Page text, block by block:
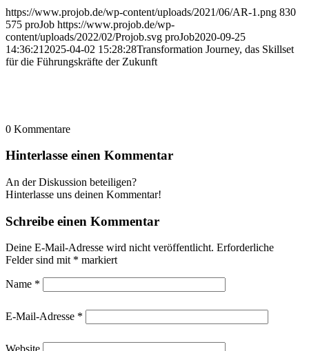
https://www.projob.de/wp-content/uploads/2021/06/AR-1.png 830
575 proJob https://www.projob.de/wp-
content/uploads/2022/02/Projob.svg proJob2020-09-25
14:36:21 2025-04-02 15:28:28Transformation Journey, das Skillset
für die Führungskräfte der Zukunft
0 Kommentare
Hinterlasse einen Kommentar
An der Diskussion beteiligen?
Hinterlasse uns deinen Kommentar!
Schreibe einen Kommentar
Deine E-Mail-Adresse wird nicht veröffentlicht. Erforderliche
Felder sind mit * markiert
Name *
E-Mail-Adresse *